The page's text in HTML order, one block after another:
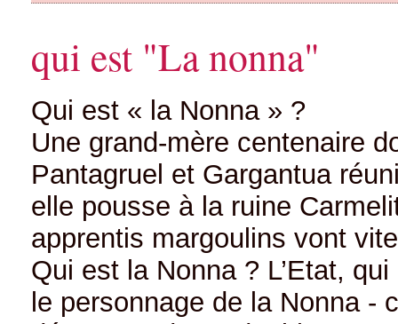
qui est "La nonna"
Qui est « la Nonna » ?
Une grand-mère centenaire
Pantagruel et Gargantua
elle pousse à la ruine
apprentis margoulins vont
Qui est la Nonna ? L’Etat,
le personnage de la Nonna